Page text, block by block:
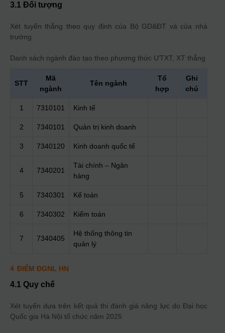
3.1 Đối tượng
Xét tuyển thẳng theo quy định của Bộ GD&ĐT và của nhà
trường
Danh sách ngành đào tạo theo phương thức ƯTXT, XT thẳng
STT
Mã
ngành
Tên ngành
Tổ
hợp
Ghi
chú
1 7310101 Kinh tế
2 7340101 Quản trị kinh doanh
3 7340120 Kinh doanh quốc tế
4 7340201
Tài chính – Ngân
hàng
5 7340301 Kế toán
6 7340302 Kiểm toán
7 7340405
Hệ thống thông tin
quản lý
4 ĐIỂM ĐGNL HN
4.1 Quy chế
Xét tuyển dựa trên kết quả thi đánh giá năng lực do Đại học
Quốc gia Hà Nội tổ chức năm 2025